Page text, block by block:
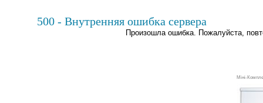
500 - Внутренняя ошибка сервера
Произошла ошибка. Пожалуйста,
Міні-